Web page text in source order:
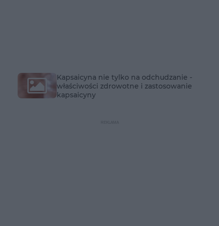
Kapsaicyna nie tylko na odchudzanie -
właściwości zdrowotne i zastosowanie
kapsaicyny